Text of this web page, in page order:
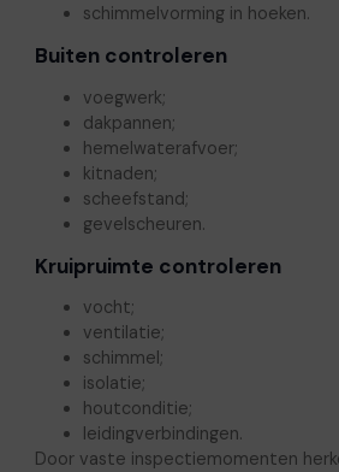
schimmelvorming in hoeken.
Buiten controleren
voegwerk;
dakpannen;
hemelwaterafvoer;
kitnaden;
scheefstand;
gevelscheuren.
Kruipruimte controleren
vocht;
ventilatie;
schimmel;
isolatie;
houtconditie;
leidingverbindingen.
Door vaste inspectiemomenten